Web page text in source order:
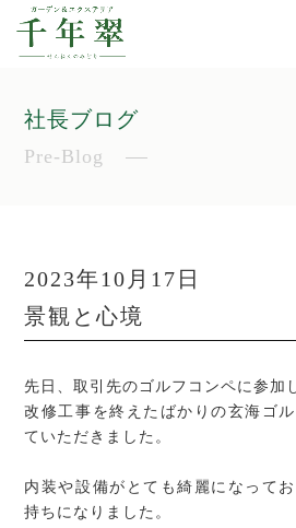
社長ブログ
Pre-Blog
2023年10月17日
景観と心境
先日、取引先のゴルフコンペに参加
改修工事を終えたばかりの玄海ゴ
ていただきました。
内装や設備がとても綺麗になって
持ちになりました。